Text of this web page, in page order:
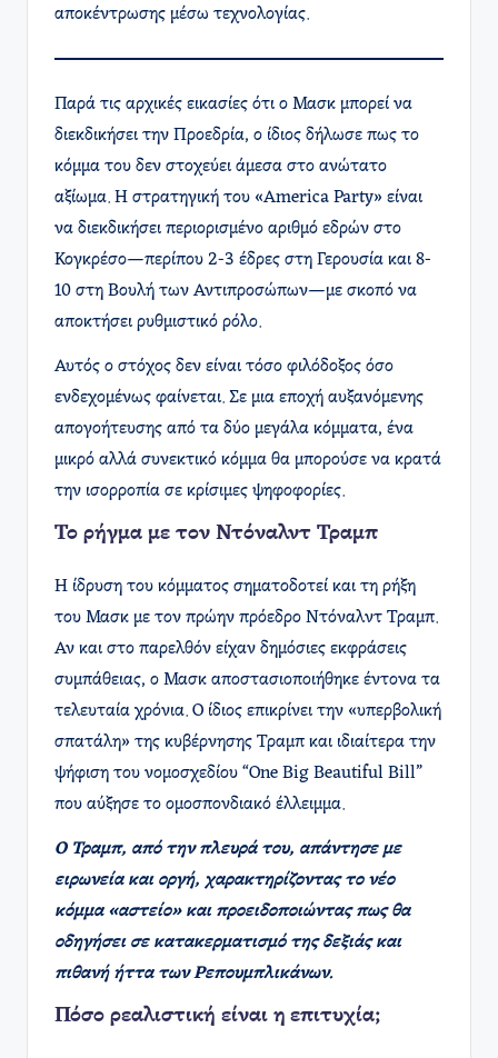
αποκέντρωσης μέσω τεχνολογίας.
Παρά τις αρχικές εικασίες ότι ο Μασκ μπορεί να
διεκδικήσει την Προεδρία, ο ίδιος δήλωσε πως το
κόμμα του δεν στοχεύει άμεσα στο ανώτατο
αξίωμα. Η στρατηγική του «America Party» είναι
να διεκδικήσει περιορισμένο αριθμό εδρών στο
Κογκρέσο—περίπου 2-3 έδρες στη Γερουσία και 8-
10 στη Βουλή των Αντιπροσώπων—με σκοπό να
αποκτήσει ρυθμιστικό ρόλο.
Αυτός ο στόχος δεν είναι τόσο φιλόδοξος όσο
ενδεχομένως φαίνεται. Σε μια εποχή αυξανόμενης
απογοήτευσης από τα δύο μεγάλα κόμματα, ένα
μικρό αλλά συνεκτικό κόμμα θα μπορούσε να κρατά
την ισορροπία σε κρίσιμες ψηφοφορίες.
Το ρήγμα με τον Ντόναλντ Τραμπ
Η ίδρυση του κόμματος σηματοδοτεί και τη ρήξη
του Μασκ με τον πρώην πρόεδρο Ντόναλντ Τραμπ.
Αν και στο παρελθόν είχαν δημόσιες εκφράσεις
συμπάθειας, ο Μασκ αποστασιοποιήθηκε έντονα τα
τελευταία χρόνια. Ο ίδιος επικρίνει την «υπερβολική
σπατάλη» της κυβέρνησης Τραμπ και ιδιαίτερα την
ψήφιση του νομοσχεδίου “One Big Beautiful Bill”
που αύξησε το ομοσπονδιακό έλλειμμα.
Ο Τραμπ, από την πλευρά του, απάντησε με
ειρωνεία και οργή, χαρακτηρίζοντας το νέο
κόμμα «αστείο» και προειδοποιώντας πως θα
οδηγήσει σε κατακερματισμό της δεξιάς και
πιθανή ήττα των Ρεπουμπλικάνων.
Πόσο ρεαλιστική είναι η επιτυχία;